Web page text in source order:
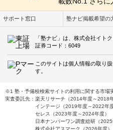
サポート窓口 塾ナビ掲載希望の
「塾ナビ」は、株式会社イト
証券コード：6049
このサイトは個人情報の取り
す。
※1 塾・予備校検索サイトの利用に関する市場
実査委託先：楽天リサーチ（2014年度～2018年
インテージ（2019年度～2022年度
セレス（2023年度～2024年度）
日本ナンバーワン調査総研（2025
株式会社アスマーク（2026年度）